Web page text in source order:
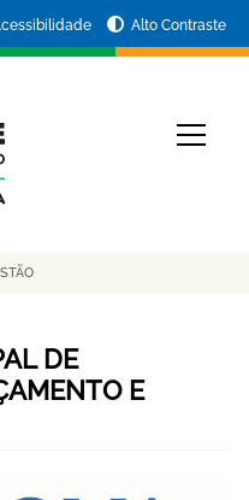
Alto Contraste
DE
E